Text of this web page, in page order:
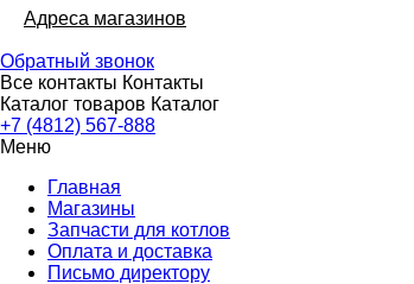
Адреса магазинов
Обратный звонок
Все контакты Контакты
Каталог товаров Каталог
+7 (4812) 567-888
Меню
Главная
Магазины
Запчасти для котлов
Оплата и доставка
Письмо директору